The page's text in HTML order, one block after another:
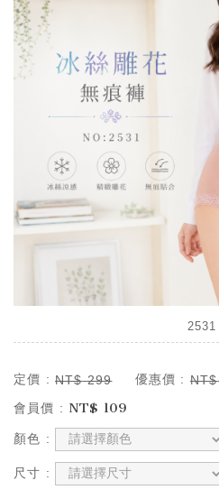
2531
定價 : NT$ 299 優惠價 : NT$
會員價 : NT$ 109
顏色 :
尺寸 :